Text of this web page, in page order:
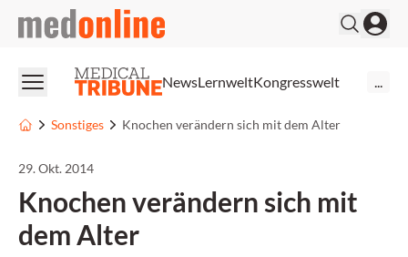
medonline
NewsLernweltKongresswelt
Sonstiges Knochen verändern sich mit dem Alter
29. Okt. 2014
Knochen verändern sich mit
dem Alter